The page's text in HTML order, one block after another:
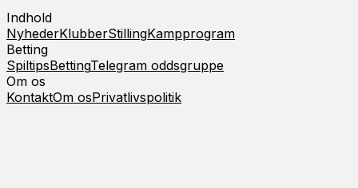
Indhold
NyhederKlubberStillingKampprogram
Betting
SpiltipsBettingTelegram oddsgruppe
Om os
KontaktOm osPrivatlivspolitik